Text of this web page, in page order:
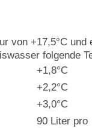
von +17,5°C
folgende
+1,8°C
+2,2°C
+3,0°C
90 Liter pro